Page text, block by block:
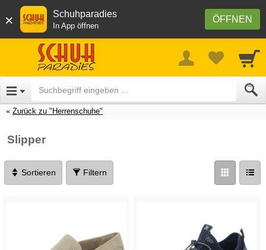
× ÖFFNEN
Schuhparadies
In App öffnen
Zurück zu "Herrenschuhe"
Slipper
Sortieren Filtern